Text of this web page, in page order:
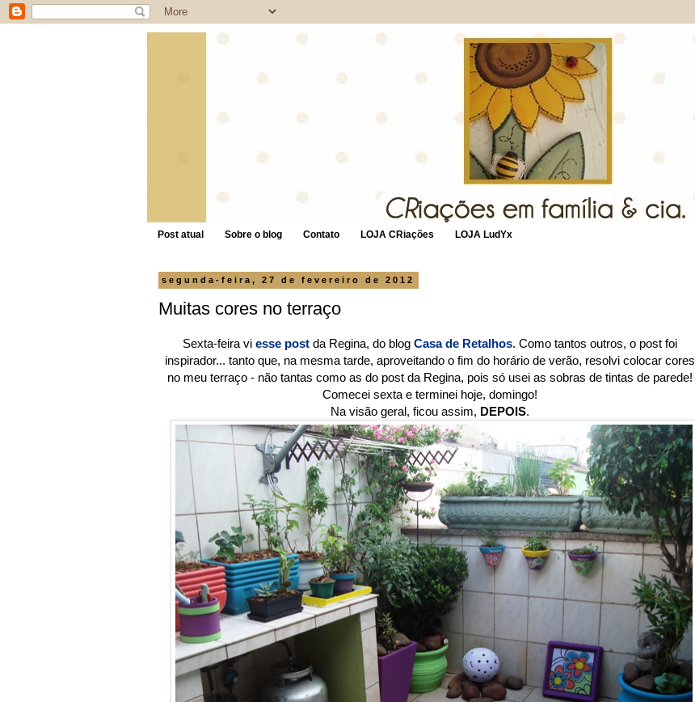
Post atual Sobre o blog Contato LOJA CRiações LOJA LudYx
segunda-feira, 27 de fevereiro de 2012
Muitas cores no terraço
Sexta-feira vi esse post da Regina, do blog Casa de Retalhos. Como tantos outros, o post foi
inspirador... tanto que, na mesma tarde, aproveitando o fim do horário de verão, resolvi colocar cores
no meu terraço - não tantas como as do post da Regina, pois só usei as sobras de tintas de parede!
Comecei sexta e terminei hoje, domingo!
Na visão geral, ficou assim, DEPOIS.